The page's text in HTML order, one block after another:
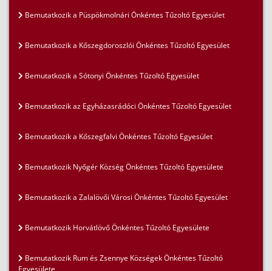
Bemutatkozik a Püspökmolnári Önkéntes Tűzoltó Egyesület
Bemutatkozik a Kőszegdoroszlói Önkéntes Tűzoltó Egyesület
Bemutatkozik a Sótonyi Önkéntes Tűzoltó Egyesület
Bemutatkozik az Egyházasrádóci Önkéntes Tűzoltó Egyesület
Bemutatkozik a Kőszegfalvi Önkéntes Tűzoltó Egyesület
Bemutatkozik Nyőgér Község Önkéntes Tűzoltó Egyesülete
Bemutatkozik a Zalalövői Városi Önkéntes Tűzoltó Egyesület
Bemutatkozik Horvátlövő Önkéntes Tűzoltó Egyesülete
Bemutatkozik Rum és Zsennye Községek Önkéntes Tűzoltó
Egyesülete